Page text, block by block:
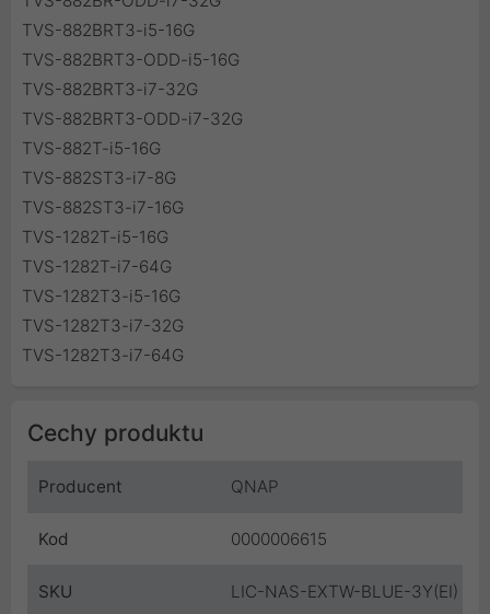
TVS-882BRT3-i5-16G
TVS-882BRT3-ODD-i5-16G
TVS-882BRT3-i7-32G
TVS-882BRT3-ODD-i7-32G
TVS-882T-i5-16G
TVS-882ST3-i7-8G
TVS-882ST3-i7-16G
TVS-1282T-i5-16G
TVS-1282T-i7-64G
TVS-1282T3-i5-16G
TVS-1282T3-i7-32G
TVS-1282T3-i7-64G
Cechy produktu
Producent QNAP
Kod 0000006615
SKU LIC-NAS-EXTW-BLUE-3Y(EI)